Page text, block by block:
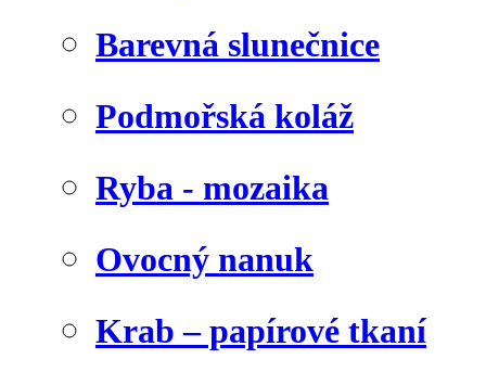
Barevná slunečnice
Podmořská koláž
Ryba - mozaika
Ovocný nanuk
Krab – papírové tkaní